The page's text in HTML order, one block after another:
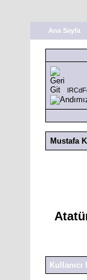
Ana Sayfa
Mustafa